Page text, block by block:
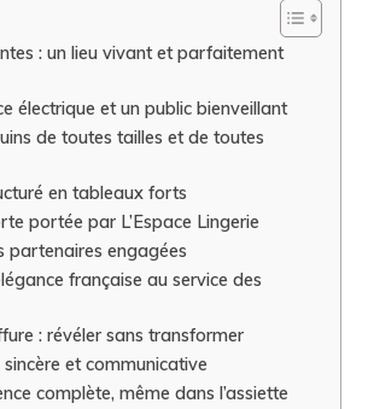
: un lieu vivant et parfaitement
électrique et un public bienveillant
de toutes tailles et de toutes
en tableaux forts
portée par L’Espace Lingerie
partenaires engagées
française au service des
: révéler sans transformer
et communicative
complète, même dans l’assiette